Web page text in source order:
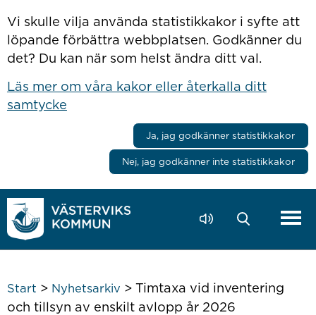
Vi skulle vilja använda statistikkakor i syfte att
löpande förbättra webbplatsen. Godkänner du
det? Du kan när som helst ändra ditt val.
Läs mer om våra kakor eller återkalla ditt
samtycke
Ja, jag godkänner statistikkakor
Nej, jag godkänner inte statistikkakor
Start > Nyhetsarkiv > Timtaxa vid inventering
och tillsyn av enskilt avlopp år 2026